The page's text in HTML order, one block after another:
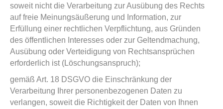
soweit nicht die Verarbeitung zur Ausübung des Rechts
auf freie Meinungsäußerung und Information, zur
Erfüllung einer rechtlichen Verpflichtung, aus Gründen
des öffentlichen Interesses oder zur Geltendmachung,
Ausübung oder Verteidigung von Rechtsansprüchen
erforderlich ist (Löschungsanspruch);
gemäß Art. 18 DSGVO die Einschränkung der
Verarbeitung Ihrer personenbezogenen Daten zu
verlangen, soweit die Richtigkeit der Daten von Ihnen